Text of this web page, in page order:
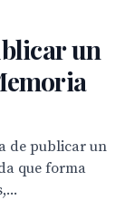
un
de publicar un
que forma